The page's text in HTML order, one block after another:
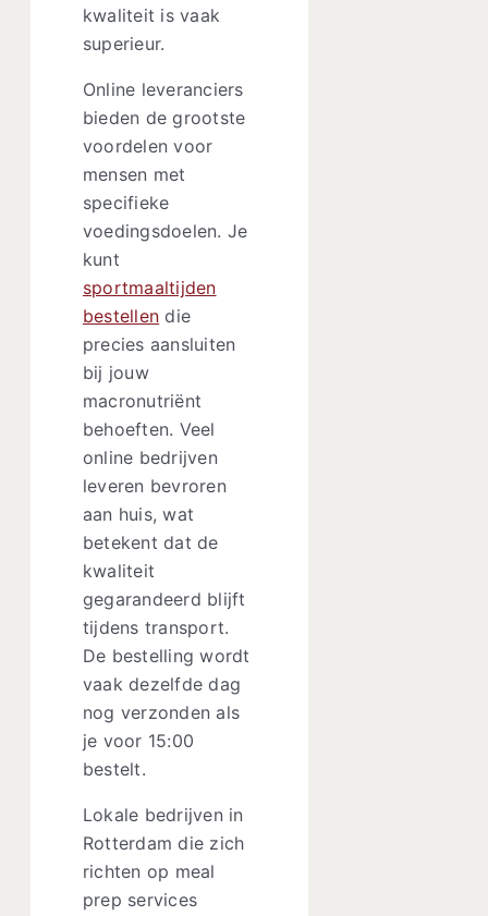
kwaliteit is vaak
superieur.
Online leveranciers
bieden de grootste
voordelen voor
mensen met
specifieke
voedingsdoelen. Je
kunt
sportmaaltijden
bestellen die
precies aansluiten
bij jouw
macronutriënt
behoeften. Veel
online bedrijven
leveren bevroren
aan huis, wat
betekent dat de
kwaliteit
gegarandeerd blijft
tijdens transport.
De bestelling wordt
vaak dezelfde dag
nog verzonden als
je voor 15:00
bestelt.
Lokale bedrijven in
Rotterdam die zich
richten op meal
prep services